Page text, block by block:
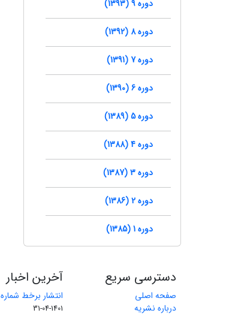
دوره 9 (1393)
دوره 8 (1392)
دوره 7 (1391)
دوره 6 (1390)
دوره 5 (1389)
دوره 4 (1388)
دوره 3 (1387)
دوره 2 (1386)
دوره 1 (1385)
دسترسی سریع
صفحه اصلی
درباره نشریه
آخرین اخبار
انتشار برخط شماره 56 نشریه مهندسی معدن
1401-04-31